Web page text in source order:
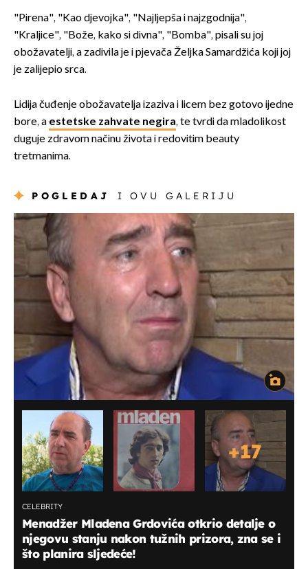
"Pirena", "Kao djevojka", "Najljepša i najzgodnija",
"Kraljice", "Bože, kako si divna", "Bomba", pisali su joj
obožavatelji, a zadivila je i pjevača Željka Samardžića koji joj
je zalijepio srca.
Lidija čuđenje obožavatelja izaziva i licem bez gotovo ijedne
bore, a estetske zahvate negira, te tvrdi da mladolikost
duguje zdravom načinu života i redovitim beauty
tretmanima.
POGLEDAJ I OVU GALERIJU
+17
CELEBRITY
Menadžer Mladena Grdovića otkrio detalje o
njegovu stanju nakon tužnih prizora, zna se i
što planira sljedeće!